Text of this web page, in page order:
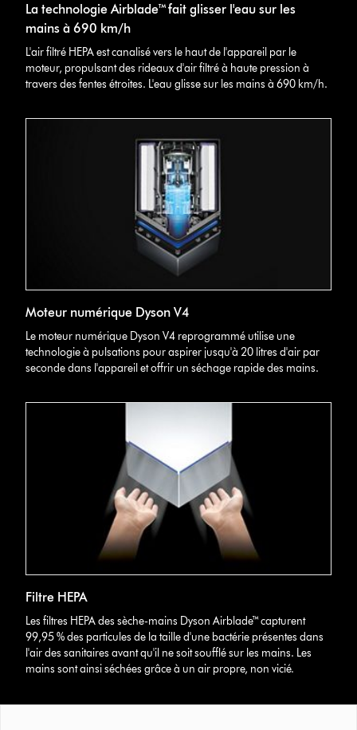
La technologie Airblade™ fait glisser l'eau sur les
mains à 690 km/h
L'air filtré HEPA est canalisé vers le haut de l'appareil par le
moteur, propulsant des rideaux d'air filtré à haute pression à
travers des fentes étroites. L'eau glisse sur les mains à 690 km/h.
Moteur numérique Dyson V4
Le moteur numérique Dyson V4 reprogrammé utilise une
technologie à pulsations pour aspirer jusqu'à 20 litres d'air par
seconde dans l'appareil et offrir un séchage rapide des mains.
Filtre HEPA
Les filtres HEPA des sèche-mains Dyson Airblade™ capturent
99,95 % des particules de la taille d'une bactérie présentes dans
l'air des sanitaires avant qu'il ne soit soufflé sur les mains. Les
mains sont ainsi séchées grâce à un air propre, non vicié.